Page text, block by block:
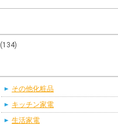
(134)
その他化粧品
キッチン家電
生活家電